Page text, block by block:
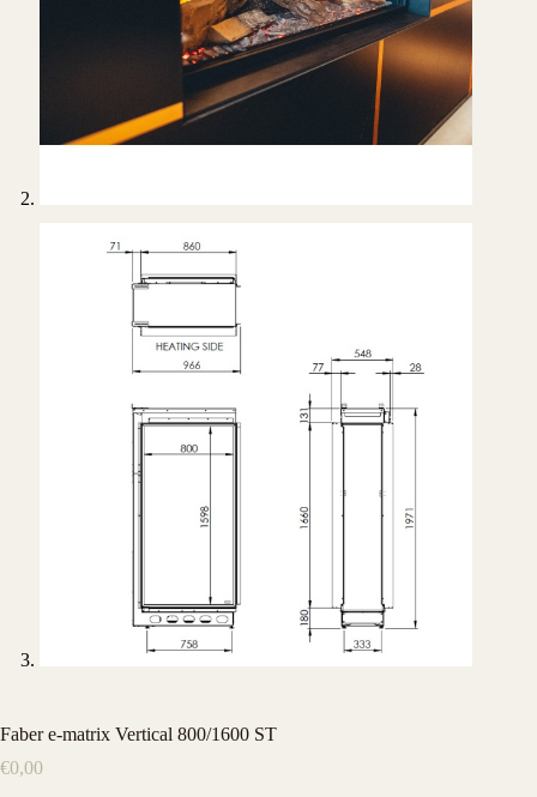
Faber e-matrix Vertical 800/1600 ST
€0,00